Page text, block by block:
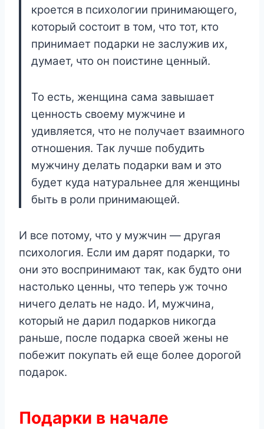
кроется в психологии принимающего,
который состоит в том, что тот, кто
принимает подарки не заслужив их,
думает, что он поистине ценный.
То есть, женщина сама завышает
ценность своему мужчине и
удивляется, что не получает взаимного
отношения. Так лучше побудить
мужчину делать подарки вам и это
будет куда натуральнее для женщины
быть в роли принимающей.
И все потому, что у мужчин — другая
психология. Если им дарят подарки, то
они это воспринимают так, как будто они
настолько ценны, что теперь уж точно
ничего делать не надо. И, мужчина,
который не дарил подарков никогда
раньше, после подарка своей жены не
побежит покупать ей еще более дорогой
подарок.
Подарки в начале